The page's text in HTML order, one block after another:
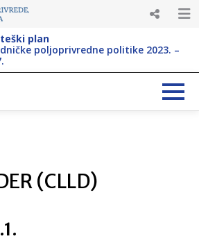
plan
poljoprivredne politike 2023. –
(CLLD)